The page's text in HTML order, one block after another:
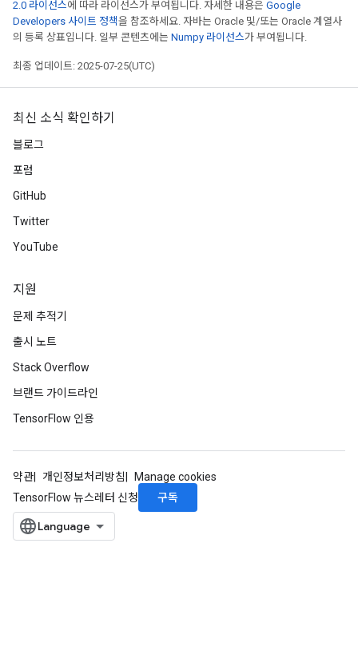
2.0 라이선스에 따라 라이선스가 부여됩니다. 자세한 내용은 Google
Developers 사이트 정책을 참조하세요. 자바는 Oracle 및/또는 Oracle 계열사
의 등록 상표입니다. 일부 콘텐츠에는 Numpy 라이선스가 부여됩니다.
최종 업데이트: 2025-07-25(UTC)
최신 소식 확인하기
블로그
포럼
GitHub
Twitter
YouTube
지원
문제 추적기
출시 노트
Stack Overflow
브랜드 가이드라인
TensorFlow 인용
약관 개인정보처리방침
Manage cookies
TensorFlow 뉴스레터 신청
구독